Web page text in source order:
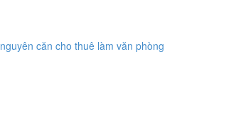
căn cho thuê làm văn phòng